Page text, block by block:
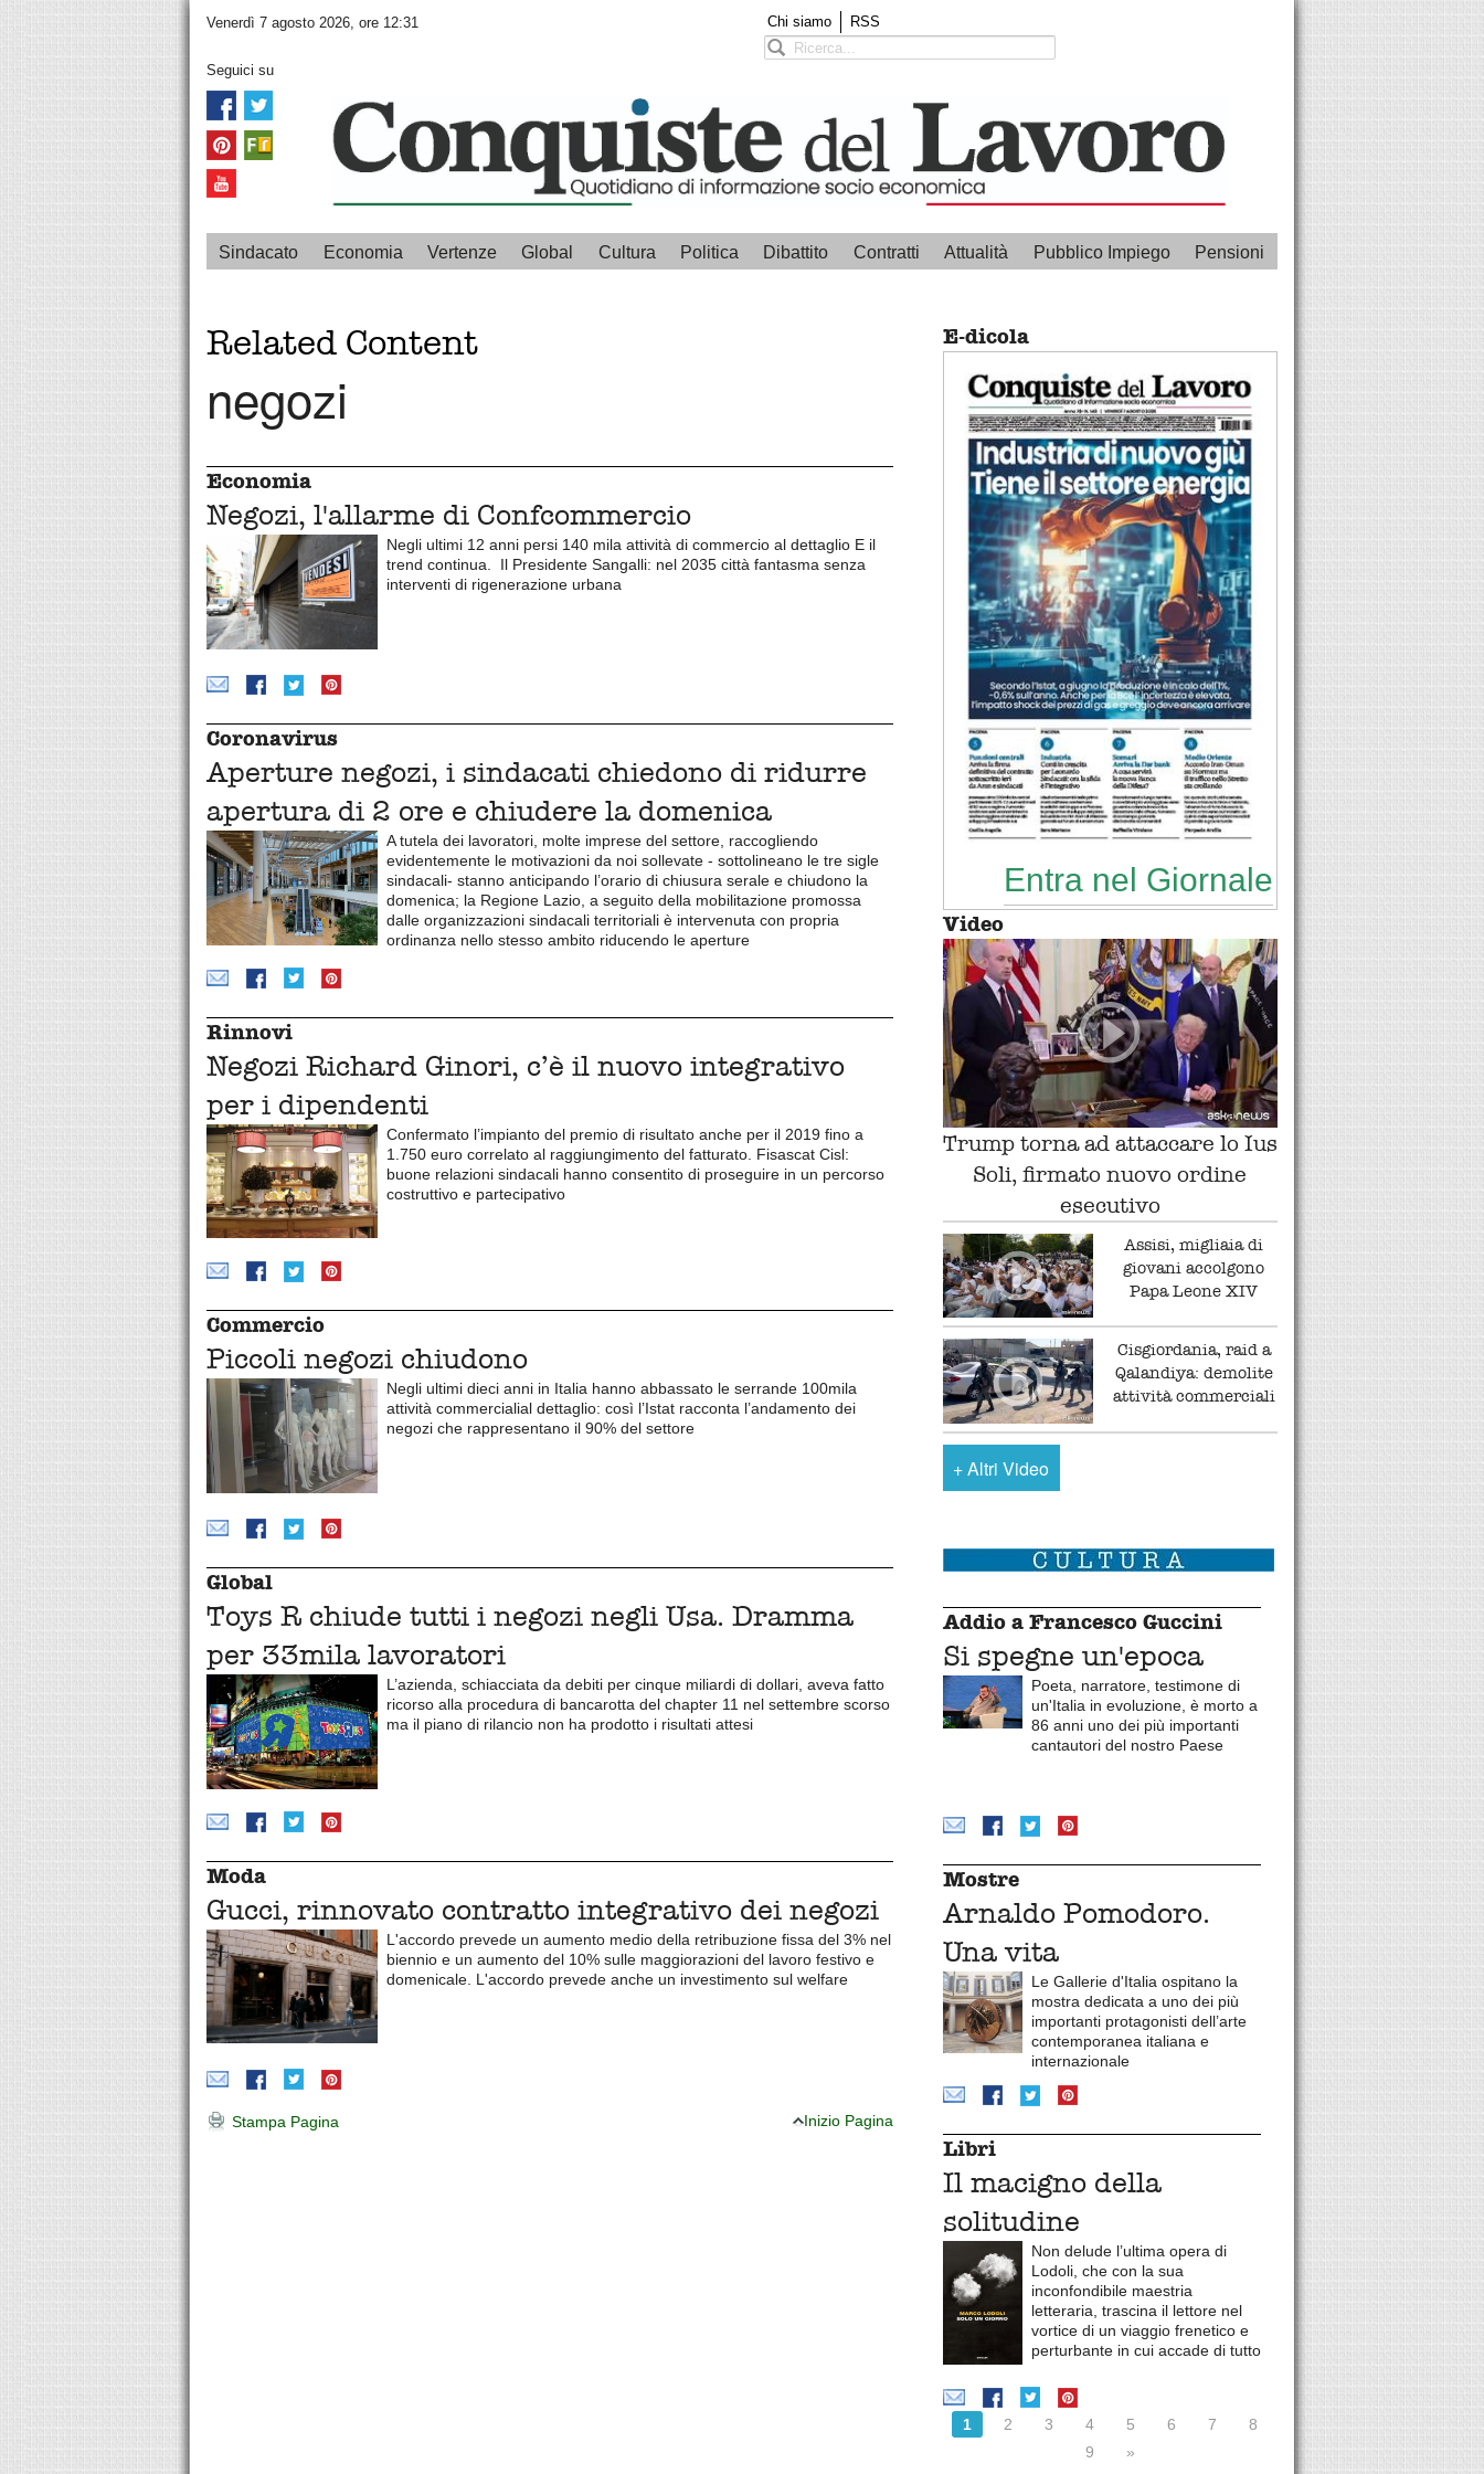
Venerdì 7 agosto 2026, ore 12:31 Chi siamo RSS
Seguici su
Sindacato Economia Vertenze Global Cultura Politica Dibattito Contratti Attualità Pubblico Impiego Pensioni
Related Content
negozi
Economia
Negozi, l'allarme di Confcommercio
Negli ultimi 12 anni persi 140 mila attività di commercio al dettaglio E il
trend continua. Il Presidente Sangalli: nel 2035 città fantasma senza
interventi di rigenerazione urbana
Coronavirus
Aperture negozi, i sindacati chiedono di ridurre
apertura di 2 ore e chiudere la domenica
A tutela dei lavoratori, molte imprese del settore, raccogliendo
evidentemente le motivazioni da noi sollevate - sottolineano le tre sigle
sindacali- stanno anticipando l’orario di chiusura serale e chiudono la
domenica; la Regione Lazio, a seguito della mobilitazione promossa
dalle organizzazioni sindacali territoriali è intervenuta con propria
ordinanza nello stesso ambito riducendo le aperture
Rinnovi
Negozi Richard Ginori, c’è il nuovo integrativo
per i dipendenti
Confermato l’impianto del premio di risultato anche per il 2019 fino a
1.750 euro correlato al raggiungimento del fatturato. Fisascat Cisl:
buone relazioni sindacali hanno consentito di proseguire in un percorso
costruttivo e partecipativo
Commercio
Piccoli negozi chiudono
Negli ultimi dieci anni in Italia hanno abbassato le serrande 100mila
attività commercialial dettaglio: così l’Istat racconta l’andamento dei
negozi che rappresentano il 90% del settore
Global
Toys R chiude tutti i negozi negli Usa. Dramma
per 33mila lavoratori
L’azienda, schiacciata da debiti per cinque miliardi di dollari, aveva fatto
ricorso alla procedura di bancarotta del chapter 11 nel settembre scorso
ma il piano di rilancio non ha prodotto i risultati attesi
Moda
Gucci, rinnovato contratto integrativo dei negozi
L'accordo prevede un aumento medio della retribuzione fissa del 3% nel
biennio e un aumento del 10% sulle maggiorazioni del lavoro festivo e
domenicale. L'accordo prevede anche un investimento sul welfare
Stampa Pagina Inizio Pagina
E-dicola
Entra nel Giornale
Video
Trump torna ad attaccare lo Ius
Soli, firmato nuovo ordine
esecutivo
Assisi, migliaia di
giovani accolgono
Papa Leone XIV
Cisgiordania, raid a
Qalandiya: demolite
attività commerciali
+Altri Video
Addio a Francesco Guccini
Si spegne un'epoca
Poeta, narratore, testimone di
un'Italia in evoluzione, è morto a
86 anni uno dei più importanti
cantautori del nostro Paese
Mostre
Arnaldo Pomodoro.
Una vita
Le Gallerie d'Italia ospitano la
mostra dedicata a uno dei più
importanti protagonisti dell’arte
contemporanea italiana e
internazionale
Libri
Il macigno della
solitudine
Non delude l’ultima opera di
Lodoli, che con la sua
inconfondibile maestria
letteraria, trascina il lettore nel
vortice di un viaggio frenetico e
perturbante in cui accade di tutto
1 2 3 4 5 6 7
8
9
»